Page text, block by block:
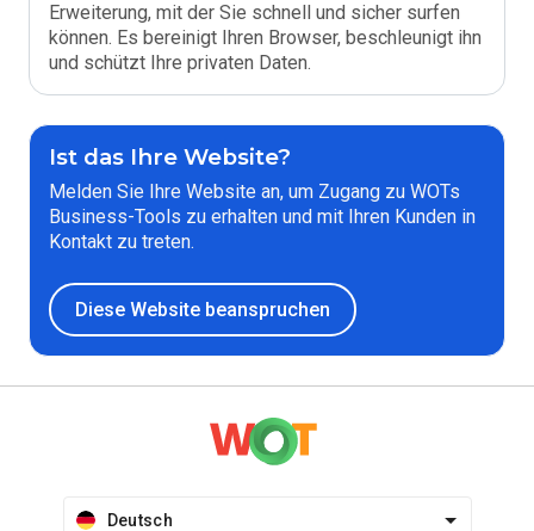
Erweiterung, mit der Sie schnell und sicher surfen
können. Es bereinigt Ihren Browser, beschleunigt ihn
und schützt Ihre privaten Daten.
Ist das Ihre Website?
Melden Sie Ihre Website an, um Zugang zu WOTs
Business-Tools zu erhalten und mit Ihren Kunden in
Kontakt zu treten.
Diese Website beanspruchen
Deutsch